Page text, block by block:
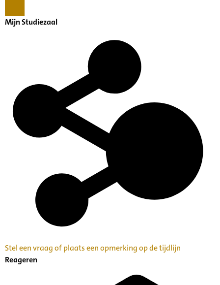
Mijn Studiezaal
Stel een vraag of plaats een opmerking op de tijdlijn
Reageren